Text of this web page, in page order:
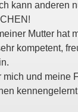
kann anderen
Mutter hat
kompetent,
mich und meine